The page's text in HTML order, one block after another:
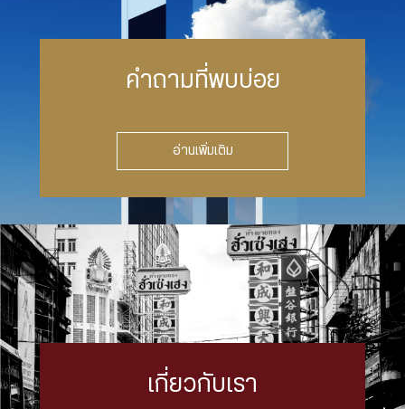
คำถามที่พบบ่อย
อ่านเพิ่มเติม
เกี่ยวกับเรา